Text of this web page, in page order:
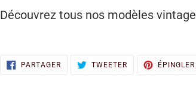
Découvrez tous nos modèles vintage
PARTAGERPARTAGERTWEETERTWEETERÉPINGLER